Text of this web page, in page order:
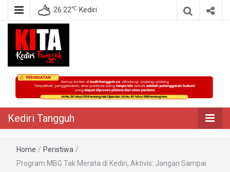
26.22℃ Kediri
Kediri Tangguh
Berita Akurat Terpercaya
Kediri Tangguh
Home / Peristiwa /
Program MBG Tak Merata di Kediri, Aktivis: Jangan Sampai